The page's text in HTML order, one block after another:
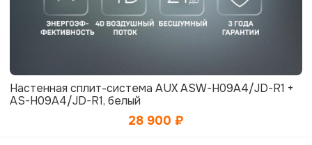
Настенная сплит-система AUX ASW-H09A4/JD-R1 +
AS-H09A4/JD-R1, белый
28 900 ₽